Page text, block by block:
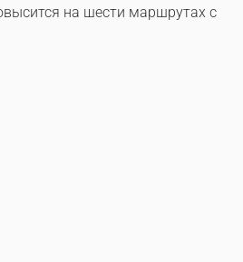
на шести маршрутах с